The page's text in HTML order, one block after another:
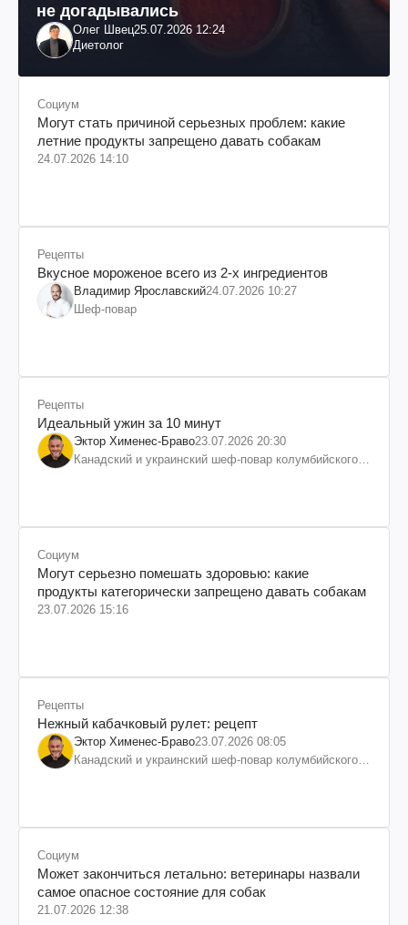
не догадывались
Олег Швец25.07.2026 12:24
Диетолог
Социум
Могут стать причиной серьезных проблем: какие
летние продукты запрещено давать собакам
24.07.2026 14:10
Рецепты
Вкусное мороженое всего из 2-х ингредиентов
Владимир Ярославский24.07.2026 10:27
Шеф-повар
Рецепты
Идеальный ужин за 10 минут
Эктор Хименес-Браво23.07.2026 20:30
Канадский и украинский шеф-повар колумбийского
Социум
Могут серьезно помешать здоровью: какие
продукты категорически запрещено давать собакам
23.07.2026 15:16
Рецепты
Нежный кабачковый рулет: рецепт
Эктор Хименес-Браво23.07.2026 08:05
Канадский и украинский шеф-повар колумбийского
Социум
Может закончиться летально: ветеринары назвали
самое опасное состояние для собак
21.07.2026 12:38